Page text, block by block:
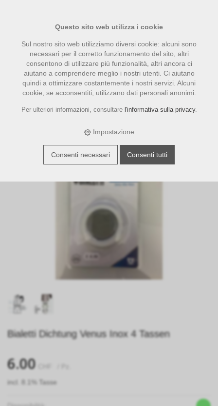
E-Shop › accessori › Bialetti › Bialetti Dichtung Venus Inox 4
Bialetti Dichtung Venus Inox 4 Tassen
6.00
incl. 8.1% Tasse
Questo sito web utilizza i cookie
Sul nostro sito web utilizziamo diversi cookie: alcuni sono
necessari per il corretto funzionamento del sito, altri
consentono di utilizzare più funzionalità, altri ancora ci
aiutano a comprendere meglio i nostri utenti. Ci aiutano
quindi a ottimizzare costantemente i nostri servizi. Alcuni
cookie, se acconsentiti, utilizzano dati personali anonimi.
Per ulteriori informazioni, consultare l'informativa sulla privacy.
Impostazione
Consenti necessari Consenti tutti